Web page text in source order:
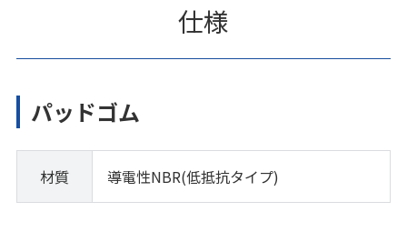
仕様
パッドゴム
材質 導電性NBR(低抵抗タイプ)